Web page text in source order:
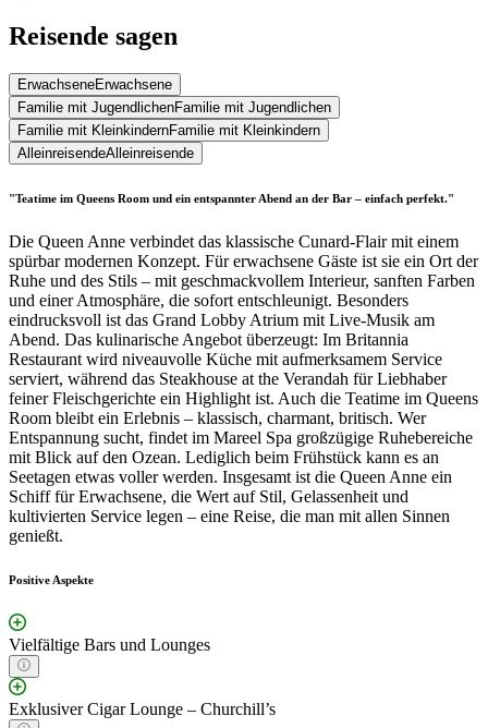
Reisende sagen
ErwachseneErwachsene
Familie mit JugendlichenFamilie mit Jugendlichen
Familie mit KleinkindernFamilie mit Kleinkindern
AlleinreisendeAlleinreisende
"Teatime im Queens Room und ein entspannter Abend an der Bar – einfach perfekt."
Die Queen Anne verbindet das klassische Cunard-Flair mit einem
spürbar modernen Konzept. Für erwachsene Gäste ist sie ein Ort der
Ruhe und des Stils – mit geschmackvollem Interieur, sanften Farben
und einer Atmosphäre, die sofort entschleunigt. Besonders
eindrucksvoll ist das Grand Lobby Atrium mit Live-Musik am
Abend. Das kulinarische Angebot überzeugt: Im Britannia
Restaurant wird niveauvolle Küche mit aufmerksamem Service
serviert, während das Steakhouse at the Verandah für Liebhaber
feiner Fleischgerichte ein Highlight ist. Auch die Teatime im Queens
Room bleibt ein Erlebnis – klassisch, charmant, britisch. Wer
Entspannung sucht, findet im Mareel Spa großzügige Ruhebereiche
mit Blick auf den Ozean. Lediglich beim Frühstück kann es an
Seetagen etwas voller werden. Insgesamt ist die Queen Anne ein
Schiff für Erwachsene, die Wert auf Stil, Gelassenheit und
kultivierten Service legen – eine Reise, die man mit allen Sinnen
genießt.
Positive Aspekte
Vielfältige Bars und Lounges
Exklusiver Cigar Lounge – Churchill’s